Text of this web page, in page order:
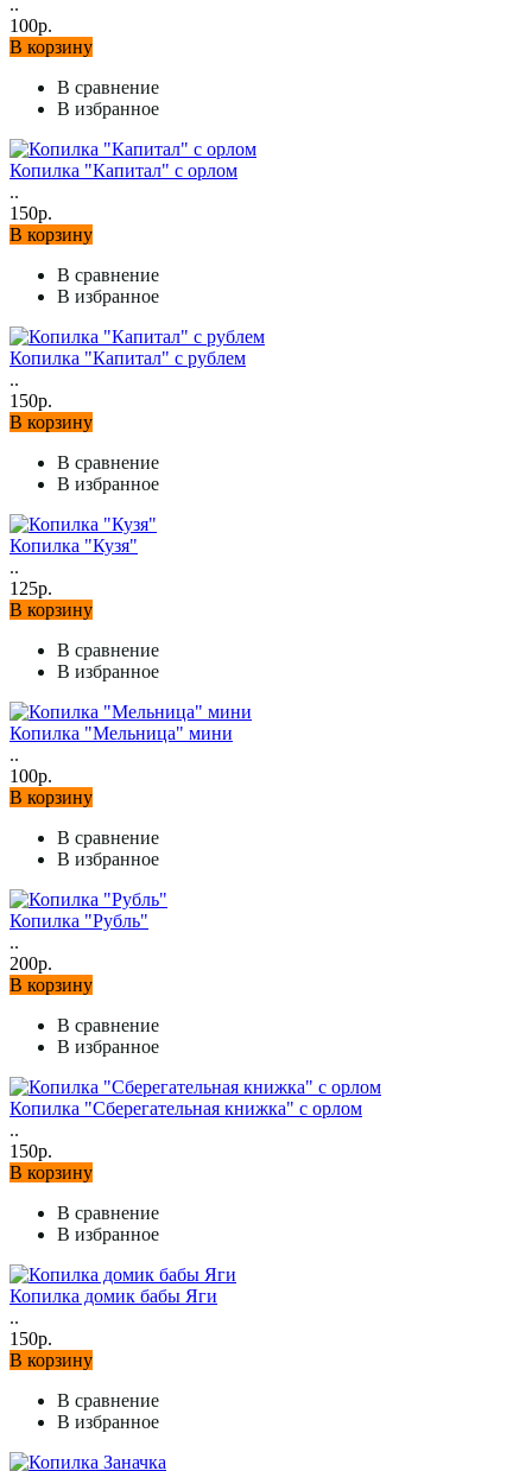
100р.
В корзину
В сравнение
В избранное
Копилка "Капитал" с орлом
..
150р.
В корзину
В сравнение
В избранное
Копилка "Капитал" с рублем
..
150р.
В корзину
В сравнение
В избранное
Копилка "Кузя"
..
125р.
В корзину
В сравнение
В избранное
Копилка "Мельница" мини
..
100р.
В корзину
В сравнение
В избранное
Копилка "Рубль"
..
200р.
В корзину
В сравнение
В избранное
Копилка "Сберегательная книжка" с орлом
..
150р.
В корзину
В сравнение
В избранное
Копилка домик бабы Яги
..
150р.
В корзину
В сравнение
В избранное